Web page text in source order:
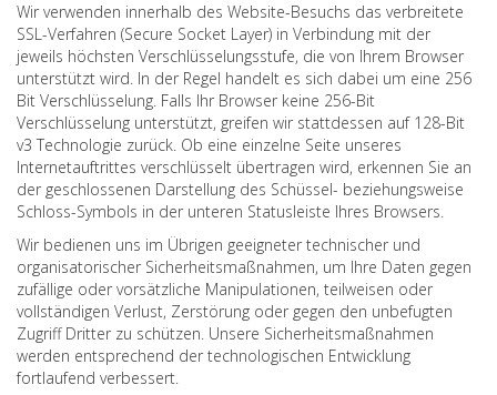
Wir verwenden innerhalb des Website-Besuchs das verbreitete
SSL-Verfahren (Secure Socket Layer) in Verbindung mit der
jeweils höchsten Verschlüsselungsstufe, die von Ihrem Browser
unterstützt wird. In der Regel handelt es sich dabei um eine 256
Bit Verschlüsselung. Falls Ihr Browser keine 256-Bit
Verschlüsselung unterstützt, greifen wir stattdessen auf 128-Bit
v3 Technologie zurück. Ob eine einzelne Seite unseres
Internetauftrittes verschlüsselt übertragen wird, erkennen Sie an
der geschlossenen Darstellung des Schüssel- beziehungsweise
Schloss-Symbols in der unteren Statusleiste Ihres Browsers.
Wir bedienen uns im Übrigen geeigneter technischer und
organisatorischer Sicherheitsmaßnahmen, um Ihre Daten gegen
zufällige oder vorsätzliche Manipulationen, teilweisen oder
vollständigen Verlust, Zerstörung oder gegen den unbefugten
Zugriff Dritter zu schützen. Unsere Sicherheitsmaßnahmen
werden entsprechend der technologischen Entwicklung
fortlaufend verbessert.